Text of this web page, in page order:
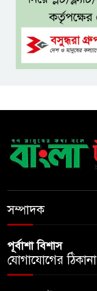
রহমান
সম্পাদক
পূর্বাশা বিশাস
যোগাযোগের ঠিকানা